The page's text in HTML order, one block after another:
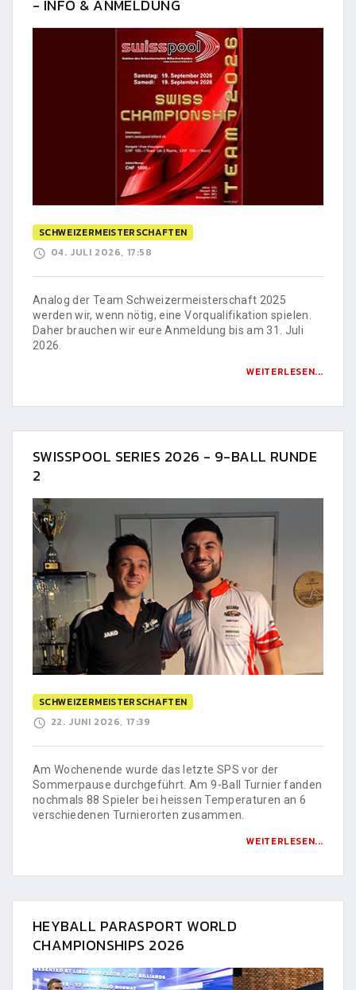
- INFO & ANMELDUNG
SCHWEIZERMEISTERSCHAFTEN
04. JULI 2026, 17:58
Analog der Team Schweizermeisterschaft 2025
werden wir, wenn nötig, eine Vorqualifikation spielen.
Daher brauchen wir eure Anmeldung bis am 31. Juli
2026.
WEITERLESEN...
SWISSPOOL SERIES 2026 - 9-BALL RUNDE
2
SCHWEIZERMEISTERSCHAFTEN
22. JUNI 2026, 17:39
Am Wochenende wurde das letzte SPS vor der
Sommerpause durchgeführt. Am 9-Ball Turnier fanden
nochmals 88 Spieler bei heissen Temperaturen an 6
verschiedenen Turnierorten zusammen.
WEITERLESEN...
HEYBALL PARASPORT WORLD
CHAMPIONSHIPS 2026